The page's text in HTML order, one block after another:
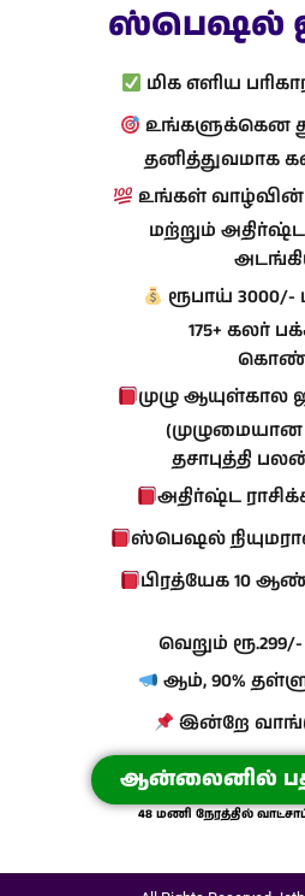
ஸ்பெஷல்
மிக எளிய
உங்களுக்கென
தனித்துவமாக
உங்கள் வாழ்வின்
மற்றும் அதிர்ஷ்ட
ரூபாய் 3000/-
175+ கலர்
முழு ஆயுள்கால
(முழுமையான
தசாபுத்தி
அதிர்ஷ்ட
ஸ்பெஷல்
பிரத்யேக 10
வெறும்
ஆம், 90%
இன்றே
ஆன்லைனில்
48 மணி நேரத்தில்